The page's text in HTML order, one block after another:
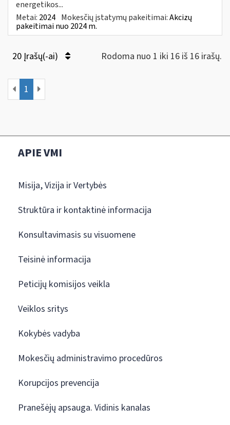
energetikos...
Metai: 2024 Mokesčių įstatymų pakeitimai:Akcizų
pakeitimai nuo 2024 m.
20 Įrašų(-ai) Rodoma nuo 1 iki 16 iš 16 irašų.
1
APIE VMI
Misija, Vizija ir Vertybės
Struktūra ir kontaktinė informacija
Konsultavimasis su visuomene
Teisinė informacija
Peticijų komisijos veikla
Veiklos sritys
Kokybės vadyba
Mokesčių administravimo procedūros
Korupcijos prevencija
Pranešėjų apsauga. Vidinis kanalas